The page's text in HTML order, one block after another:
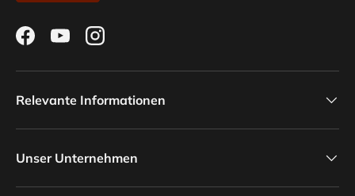
FacebookYouTubeInstagram
Relevante Informationen
Unser Unternehmen